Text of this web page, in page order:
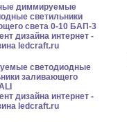
диммируемые
светильники
света 0-10 БАП-3
светодиодные
заливающего